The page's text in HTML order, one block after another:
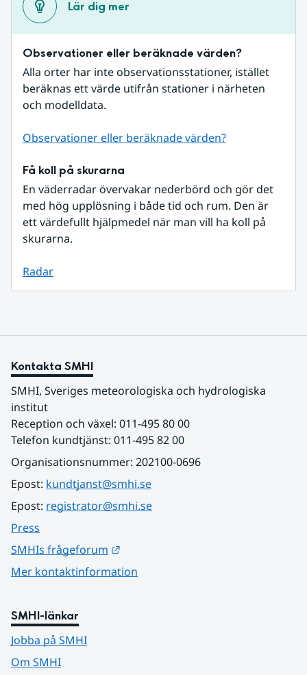
Lär dig mer
Observationer eller beräknade värden?
Alla orter har inte observationsstationer, istället
beräknas ett värde utifrån stationer i närheten
och modelldata.
Observationer eller beräknade värden?
Få koll på skurarna
En väderradar övervakar nederbörd och gör det
med hög upplösning i både tid och rum. Den är
ett värdefullt hjälpmedel när man vill ha koll på
skurarna.
Radar
Kontakta SMHI
SMHI, Sveriges meteorologiska och hydrologiska
institut
Reception och växel: 011-495 80 00
Telefon kundtjänst: 011-495 82 00
Organisationsnummer: 202100-0696
Epost: kundtjanst@smhi.se
Epost: registrator@smhi.se
Press
SMHIs frågeforum
Mer kontaktinformation
SMHI-länkar
Jobba på SMHI
Om SMHI